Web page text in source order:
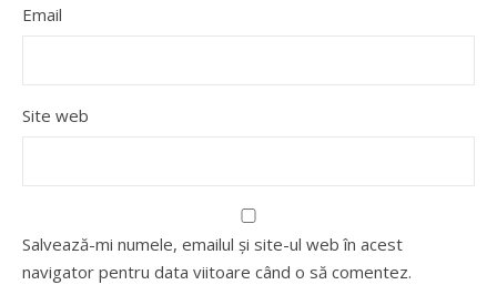
Email
Site web
Salvează-mi numele, emailul și site-ul web în acest
navigator pentru data viitoare când o să comentez.